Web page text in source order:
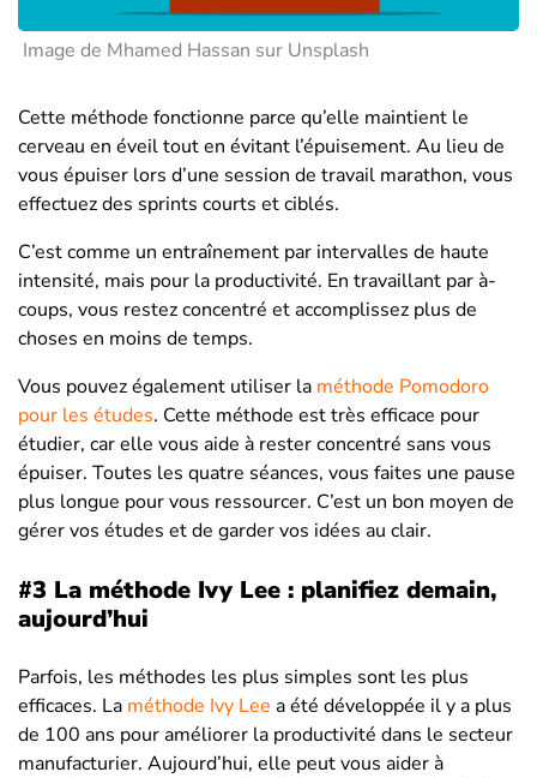
Image de Mhamed Hassan sur Unsplash
Cette méthode fonctionne parce qu’elle maintient le
cerveau en éveil tout en évitant l’épuisement. Au lieu de
vous épuiser lors d’une session de travail marathon, vous
effectuez des sprints courts et ciblés.
C’est comme un entraînement par intervalles de haute
intensité, mais pour la productivité. En travaillant par à-
coups, vous restez concentré et accomplissez plus de
choses en moins de temps.
Vous pouvez également utiliser la méthode Pomodoro
pour les études. Cette méthode est très efficace pour
étudier, car elle vous aide à rester concentré sans vous
épuiser. Toutes les quatre séances, vous faites une pause
plus longue pour vous ressourcer. C’est un bon moyen de
gérer vos études et de garder vos idées au clair.
#3 La méthode Ivy Lee : planifiez demain,
aujourd’hui
Parfois, les méthodes les plus simples sont les plus
efficaces. La méthode Ivy Lee a été développée il y a plus
de 100 ans pour améliorer la productivité dans le secteur
manufacturier. Aujourd’hui, elle peut vous aider à